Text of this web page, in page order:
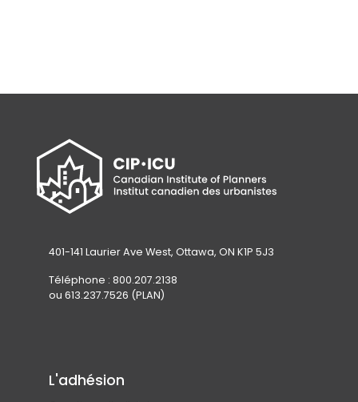
401-141 Laurier Ave West, Ottawa, ON K1P 5J3
Téléphone : 800.207.2138
ou 613.237.7526 (PLAN)
L'adhésion